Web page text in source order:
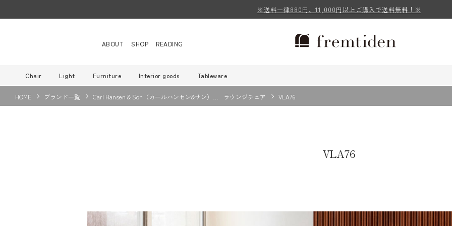
※送料一律880円、11,000円以上ご購入で送料無料！※
ABOUT SHOP READING
Chair Light Furniture Interior goods Tableware
HOME ブランド一覧 Carl Hansen & Son（カールハンセン&サン）… ラウンジチェア VLA76
VLA76